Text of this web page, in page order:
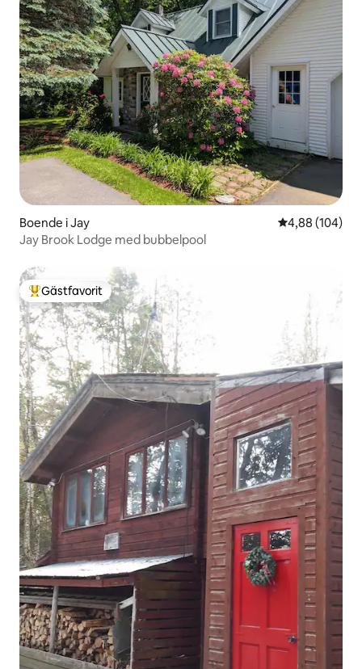
Boende i Jay 4,88 av 5 i
4,88 (104)
Jay Brook Lodge med bubbelpool
Populär gästfavorit
Gästfavorit